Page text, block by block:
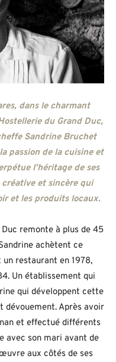
dans le charmant
du Grand Duc,
Sandrine Bruchet
passion de la cuisine et
l’héritage de ses
et sincère qui
et les produits locaux.
Duc remonte à plus de 45
achètent ce
un restaurant en 1978,
Un établissement qui
qui développent cette
dévouement. Après avoir
et effectué différents
avec son mari avant de
aux côtés de ses